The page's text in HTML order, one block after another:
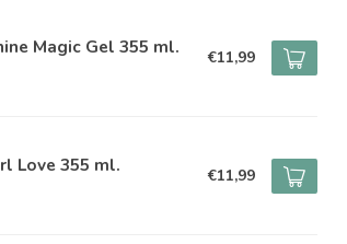
Magic Gel 355 ml. €11,99
Love 355 ml. €11,99